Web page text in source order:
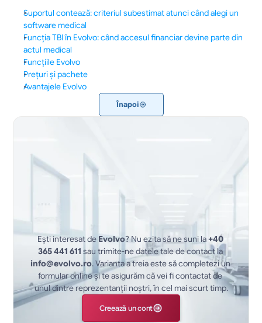
Suportul contează: criteriul subestimat atunci când alegi un
software medical
Funcția TBI în Evolvo: când accesul financiar devine parte din
actul medical
Funcțiile Evolvo
Prețuri și pachete
Avantajele Evolvo
Înapoi
Ești interesat de Evolvo? Nu ezita să ne suni la +40
365 441 611
sau trimite-ne datele tale de contact la
info@evolvo.ro. Varianta a treia este să completezi un
formular online și te asigurăm că vei fi contactat de
unul dintre reprezentanții noștri, în cel mai scurt timp.
Creează un cont